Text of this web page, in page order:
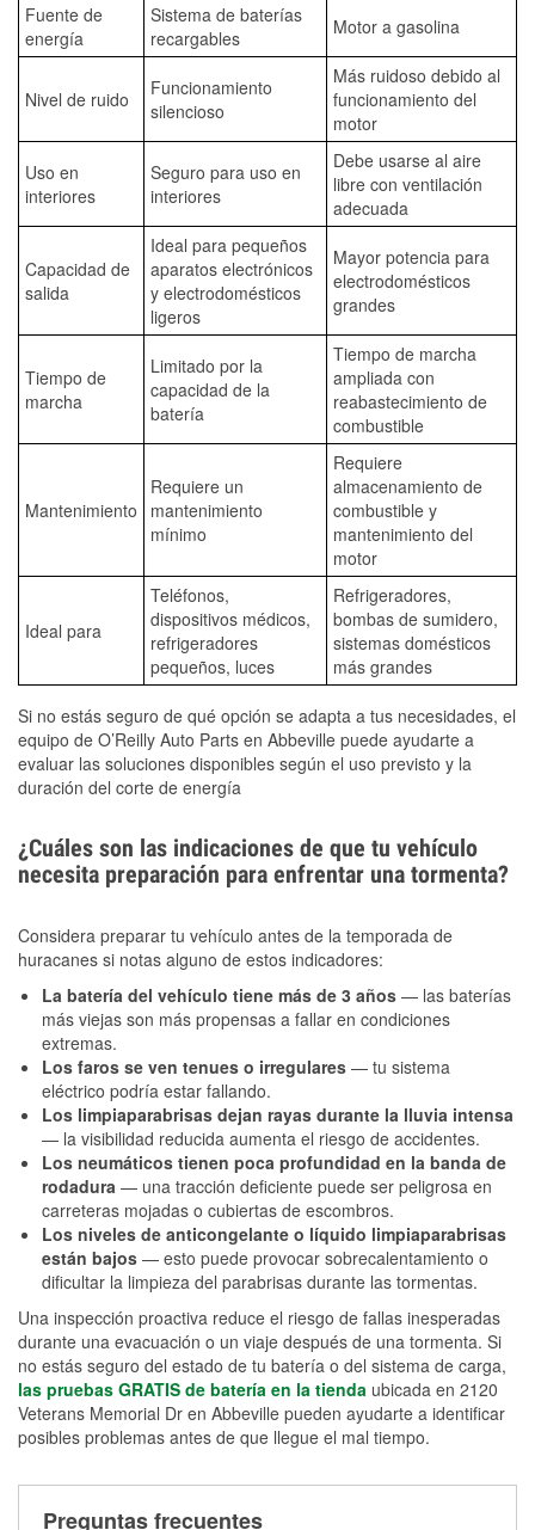
Fuente de
energía
Sistema de baterías
recargables
Motor a gasolina
Nivel de ruido
Funcionamiento
silencioso
Más ruidoso debido al
funcionamiento del
motor
Uso en
interiores
Seguro para uso en
interiores
Debe usarse al aire
libre con ventilación
adecuada
Capacidad de
salida
Ideal para pequeños
aparatos electrónicos
y electrodomésticos
ligeros
Mayor potencia para
electrodomésticos
grandes
Tiempo de
marcha
Limitado por la
capacidad de la
batería
Tiempo de marcha
ampliada con
reabastecimiento de
combustible
Mantenimiento
Requiere un
mantenimiento
mínimo
Requiere
almacenamiento de
combustible y
mantenimiento del
motor
Ideal para
Teléfonos,
dispositivos médicos,
refrigeradores
pequeños, luces
Refrigeradores,
bombas de sumidero,
sistemas domésticos
más grandes
Si no estás seguro de qué opción se adapta a tus necesidades, el
equipo de O’Reilly Auto Parts en Abbeville puede ayudarte a
evaluar las soluciones disponibles según el uso previsto y la
duración del corte de energía
¿Cuáles son las indicaciones de que tu vehículo
necesita preparación para enfrentar una tormenta?
Considera preparar tu vehículo antes de la temporada de
huracanes si notas alguno de estos indicadores:
La batería del vehículo tiene más de 3 años — las baterías
más viejas son más propensas a fallar en condiciones
extremas.
Los faros se ven tenues o irregulares — tu sistema
eléctrico podría estar fallando.
Los limpiaparabrisas dejan rayas durante la lluvia intensa
— la visibilidad reducida aumenta el riesgo de accidentes.
Los neumáticos tienen poca profundidad en la banda de
rodadura — una tracción deficiente puede ser peligrosa en
carreteras mojadas o cubiertas de escombros.
Los niveles de anticongelante o líquido limpiaparabrisas
están bajos — esto puede provocar sobrecalentamiento o
dificultar la limpieza del parabrisas durante las tormentas.
Una inspección proactiva reduce el riesgo de fallas inesperadas
durante una evacuación o un viaje después de una tormenta. Si
no estás seguro del estado de tu batería o del sistema de carga,
las pruebas GRATIS de batería en la tienda ubicada en 2120
Veterans Memorial Dr en Abbeville pueden ayudarte a identificar
posibles problemas antes de que llegue el mal tiempo.
Preguntas frecuentes